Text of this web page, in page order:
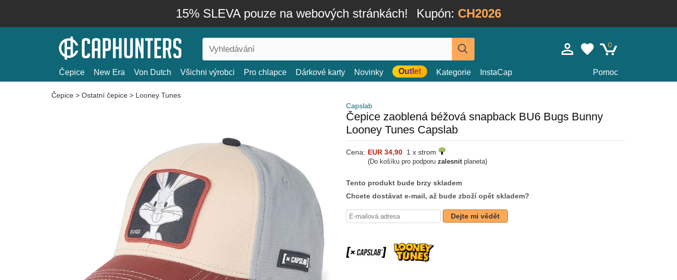
15% SLEVA pouze na webových stránkách! Kupón: CH2026
0
Čepice New Era Von Dutch Všichni výrobci Pro chlapce Dárkové karty Novinky Outlet Kategorie InstaCap Pomoc
Čepice > Ostatní čepice > Looney Tunes
Capslab
Čepice zaoblená béžová snapback BU6 Bugs Bunny
Looney Tunes Capslab
Cena: EUR 34,90 1 x strom
(Do košíku pro podporu zalesnitplaneta)
Tento produkt bude brzy skladem
Chcete dostávat e-mail, až bude zboží opět skladem?
Dejte mi vědět